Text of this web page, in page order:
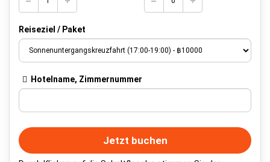
Reiseziel / Paket
Hotelname, Zimmernummer
Jetzt buchen